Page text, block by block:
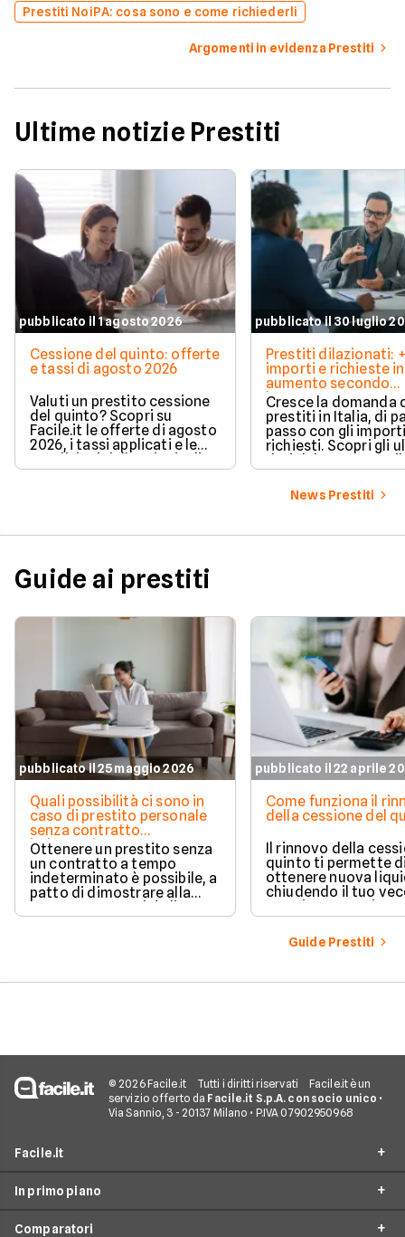
Prestiti NoiPA: cosa sono e come richiederli
Argomenti in evidenza Prestiti
Ultime notizie Prestiti
pubblicato il 1 agosto 2026
Cessione del quinto: offerte
e tassi di agosto 2026
Valuti un prestito cessione
del quinto? Scopri su
Facile.it le offerte di agosto
2026, i tassi applicati e le
condizioni delle principali
soluzioni disponibili.
pubblicato il 30 luglio
Prestiti dilazionati:
importi e richieste in
aumento secondo
barometro CRIF
Cresce la domanda
prestiti in Italia, di
passo con gli
richiesti. Scopri gli
dati del CRIF su
News Prestiti
Guide ai prestiti
pubblicato il 25 maggio 2026
Quali possibilità ci sono in
caso di prestito personale
senza contratto
indeterminato
Ottenere un prestito senza
un contratto a tempo
indeterminato è possibile, a
patto di dimostrare alla
banca una capacità di
rimborso solida e costante.
quali strategie puoi
pubblicato il 22 aprile
Come funziona il
della cessione del
Il rinnovo della
quinto ti permette
ottenere nuova
chiudendo il tuo
prestito per aprirne
vantaggioso.
Guide Prestiti
© 2026 Facile.it Tutti i diritti riservati
Facile.it è un
servizio offerto da Facile.it S.p.A. con socio unico •
Via Sannio, 3 - 20137 Milano • P.IVA 07902950968
Facile.it
Assicurazioni
Prestiti
In primo piano
Comparatori